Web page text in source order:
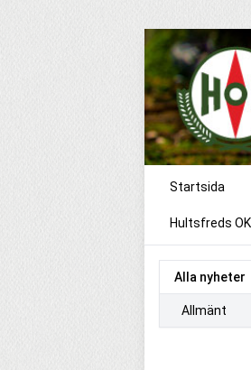
Startsida
Hultsfreds OK
Alla nyheter
Allmänt